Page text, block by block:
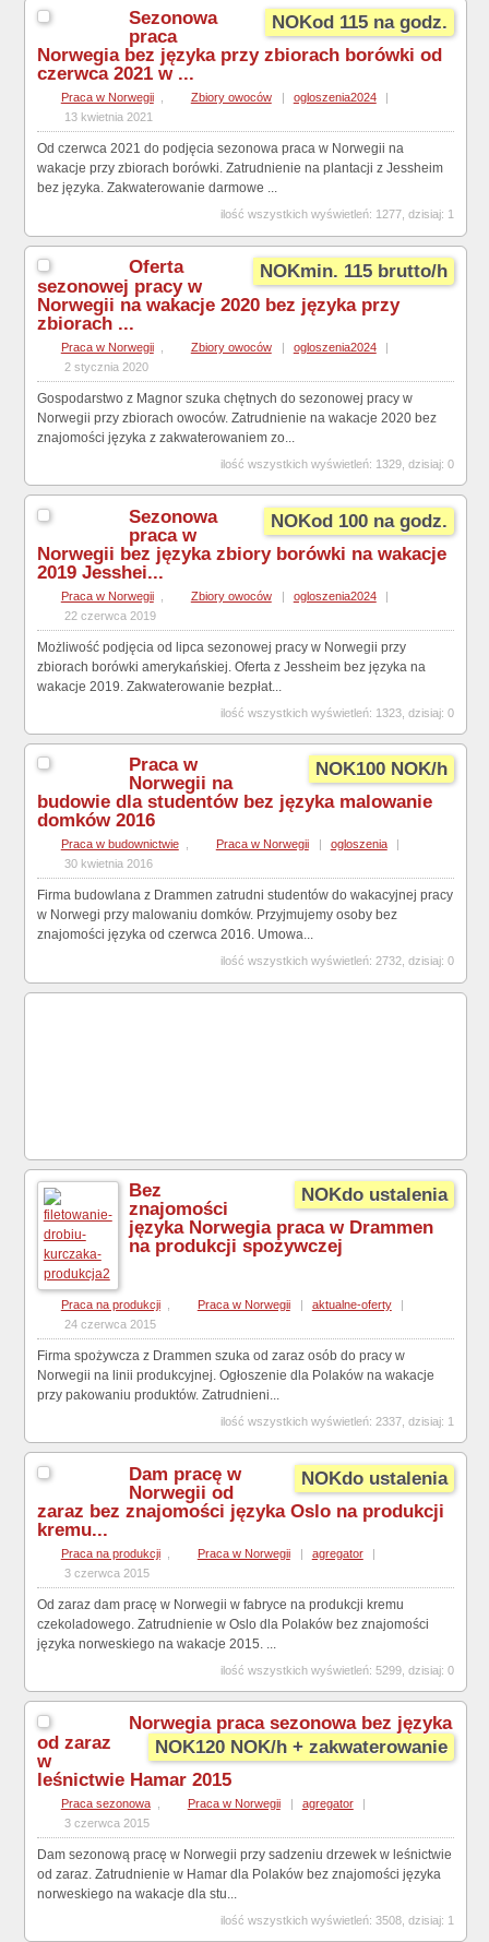
NOKod 115 na godz.
Sezonowa
praca
Norwegia bez języka przy zbiorach borówki od
czerwca 2021 w ...
Praca w Norwegii Zbiory owoców ogloszenia2024
13 kwietnia 2021
Od czerwca 2021 do podjęcia sezonowa praca w Norwegii na
wakacje przy zbiorach borówki. Zatrudnienie na plantacji z Jessheim
bez języka. Zakwaterowanie darmowe ...
ilość wszystkich wyświetleń: 1277, dzisiaj: 1
NOKmin. 115 brutto/h
Oferta
sezonowej pracy w
Norwegii na wakacje 2020 bez języka przy
zbiorach ...
Praca w Norwegii Zbiory owoców | ogloszenia2024
|
2 stycznia 2020
Gospodarstwo z Magnor szuka chętnych do sezonowej pracy w
Norwegii przy zbiorach owoców. Zatrudnienie na wakacje 2020 bez
znajomości języka z zakwaterowaniem zo...
ilość wszystkich wyświetleń: 1329, dzisiaj: 0
NOKod 100 na godz.
Sezonowa
praca w
Norwegii bez języka zbiory borówki na wakacje
2019 Jesshei...
Praca w Norwegii Zbiory owoców | ogloszenia2024
|
22 czerwca 2019
Możliwość podjęcia od lipca sezonowej pracy w Norwegii przy
zbiorach borówki amerykańskiej. Oferta z Jessheim bez języka na
wakacje 2019. Zakwaterowanie bezpłat...
ilość wszystkich wyświetleń: 1323, dzisiaj: 0
NOK100 NOK/h
Praca w
Norwegii na
budowie dla studentów bez języka malowanie
domków 2016
Praca w budownictwie Praca w Norwegii ogloszenia
30 kwietnia 2016
Firma budowlana z Drammen zatrudni studentów do wakacyjnej pracy
w Norwegi przy malowaniu domków. Przyjmujemy osoby bez
znajomości języka od czerwca 2016. Umowa...
ilość wszystkich wyświetleń: 2732, dzisiaj: 0
NOKdo ustalenia
Bez
znajomości
języka Norwegia praca w Drammen
na produkcji spożywczej
Praca na produkcji Praca w Norwegii | aktualne-oferty
|
24 czerwca 2015
Firma spożywcza z Drammen szuka od zaraz osób do pracy w
Norwegii na linii produkcyjnej. Ogłoszenie dla Polaków na wakacje
przy pakowaniu produktów. Zatrudnieni...
ilość wszystkich wyświetleń: 2337, dzisiaj: 1
NOKdo ustalenia
Dam pracę w
Norwegii od
zaraz bez znajomości języka Oslo na produkcji
kremu...
Praca na produkcji Praca w Norwegii | agregator
|
3 czerwca 2015
Od zaraz dam pracę w Norwegii w fabryce na produkcji kremu
czekoladowego. Zatrudnienie w Oslo dla Polaków bez znajomości
języka norweskiego na wakacje 2015. ...
ilość wszystkich wyświetleń: 5299, dzisiaj: 0
NOK120 NOK/h + zakwaterowanie
Norwegia praca sezonowa bez języka
od zaraz
w
leśnictwie Hamar 2015
Praca sezonowa Praca w Norwegii | agregator
|
3 czerwca 2015
Dam sezonową pracę w Norwegii przy sadzeniu drzewek w leśnictwie
od zaraz. Zatrudnienie w Hamar dla Polaków bez znajomości języka
norweskiego na wakacje dla stu...
ilość wszystkich wyświetleń: 3508, dzisiaj: 1